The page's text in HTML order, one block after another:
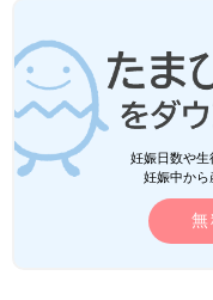
妊娠日数や
妊娠中から